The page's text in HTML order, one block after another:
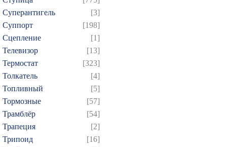
Суперантигель
[3]
Суппорт
[198]
Сцепление
[1]
Телевизор
[13]
Термостат
[323]
Толкатель
[4]
Топливный
[5]
Тормозные
[57]
Трамблёр
[54]
Трапеция
[2]
Трипоид
[16]